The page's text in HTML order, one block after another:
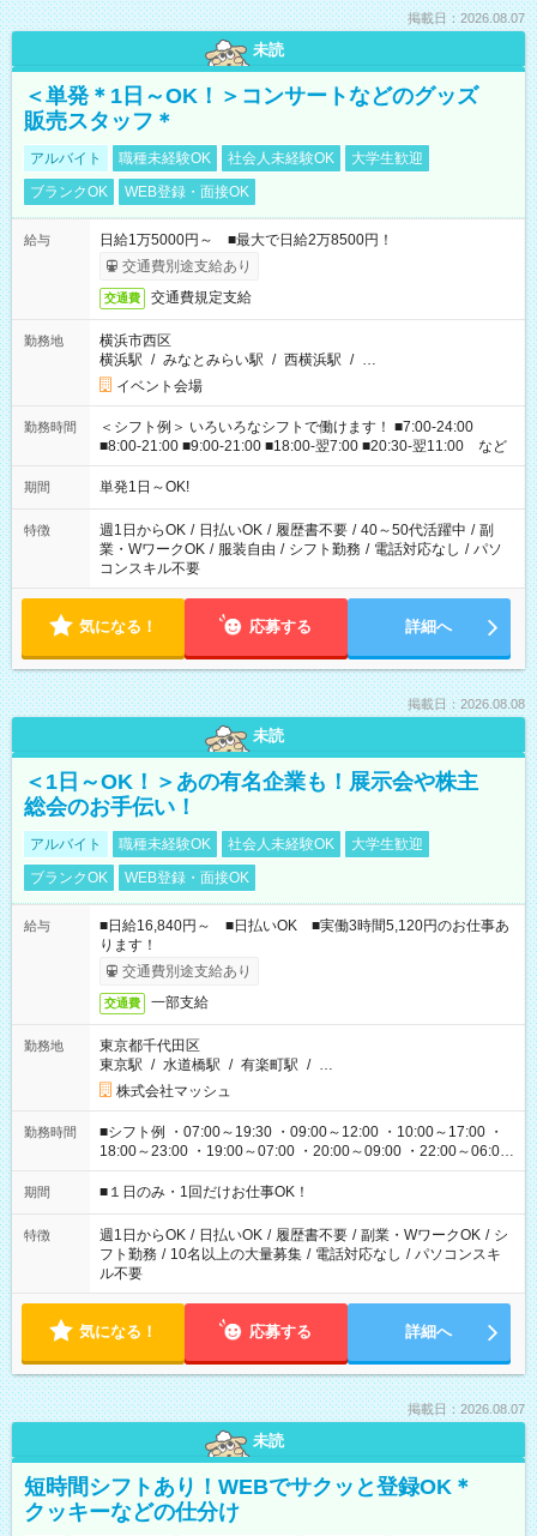
掲載日：2026.08.07
未読
＜単発＊1日～OK！＞コンサートなどのグッズ
販売スタッフ＊
アルバイト 職種未経験OK 社会人未経験OK
大学生歓迎
ブランクOK
WEB登録・面接OK
給与
日給1万5000円～ ■最大で日給2万8500円！
交通費別途支給あり
交通費 交通費規定支給
勤務地
横浜市西区
横浜駅 / みなとみらい駅 / 西横浜駅 / …
イベント会場
勤務時間
＜シフト例＞ いろいろなシフトで働けます！ ■7:00-24:00
■8:00-21:00 ■9:00-21:00 ■18:00-翌7:00 ■20:30-翌11:00 など
期間 単発1日～OK!
特徴 週1日からOK / 日払いOK / 履歴書不要 / 40～50代活躍中 / 副
業・WワークOK / 服装自由 / シフト勤務 / 電話対応なし / パソ
コンスキル不要
気になる！ 応募する 詳細へ
掲載日：2026.08.08
未読
＜1日～OK！＞あの有名企業も！展示会や株主
総会のお手伝い！
アルバイト 職種未経験OK 社会人未経験OK
大学生歓迎
ブランクOK
WEB登録・面接OK
給与
■日給16,840円～ ■日払いOK ■実働3時間5,120円のお仕事あ
ります！
交通費別途支給あり
交通費 一部支給
勤務地
東京都千代田区
東京駅 / 水道橋駅 / 有楽町駅 / …
株式会社マッシュ
勤務時間
■シフト例 ・07:00～19:30 ・09:00～12:00 ・10:00～17:00 ・
18:00～23:00 ・19:00～07:00 ・20:00～09:00 ・22:00～06:00
etc ★最短で3時間で5,120円のお仕事から 15時間で2万円近く稼
げるお仕事も！ ご希望のお時間に合わせてご紹介！ ※シフトは
ください！
期間 ■１日のみ・1回だけお仕事OK！
特徴 週1日からOK / 日払いOK / 履歴書不要 / 副業・WワークOK / シ
フト勤務 / 10名以上の大量募集 / 電話対応なし / パソコンスキ
ル不要
気になる！ 応募する 詳細へ
掲載日：2026.08.07
未読
短時間シフトあり！WEBでサクッと登録OK＊
クッキーなどの仕分け